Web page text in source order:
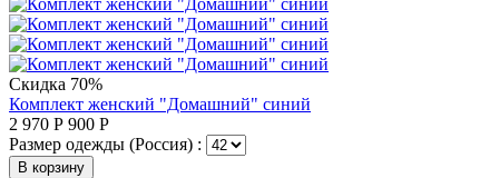
Скидка 70%
Комплект женский "Домашний" синий
2 970 Р 900 Р
Размер одежды (Россия) :
В корзину